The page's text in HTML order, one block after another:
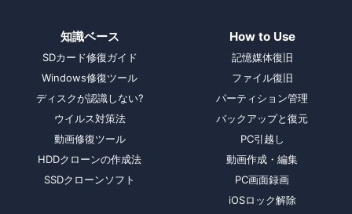
知識ベース
SDカード修復ガイド
Windows修復ツール
ディスクが認識しない?
ウイルス対策法
動画修復ツール
HDDクローンの作成法
SSDクローンソフト
How to Use
記憶媒体復旧
ファイル復旧
パーティション管理
バックアップと復元
PC引越し
動画作成・編集
PC画面録画
iOSロック解除